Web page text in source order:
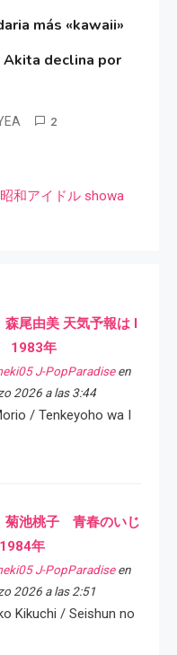
más «kawaii»
Akita declina por
2
和アイドル showa
森尾由美 天気予報は I
1983年
J-PopParadiseen
2026 a las 3:44
/ Tenkeyoho wa I
菊池桃子 青春のいじ
年
J-PopParadiseen
2026 a las 2:51
Kikuchi / Seishun no